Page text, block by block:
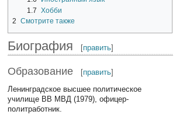
1.7 Хобби
2
Смотрите также
Биография [править]
Образование [править]
Ленинградское высшее политическое
училище ВВ МВД (1979), офицер-
политработник.